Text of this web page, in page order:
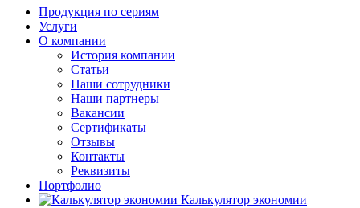
Продукция по сериям
Услуги
О компании
История компании
Статьи
Наши сотрудники
Наши партнеры
Вакансии
Сертификаты
Отзывы
Контакты
Реквизиты
Портфолио
Калькулятор экономии